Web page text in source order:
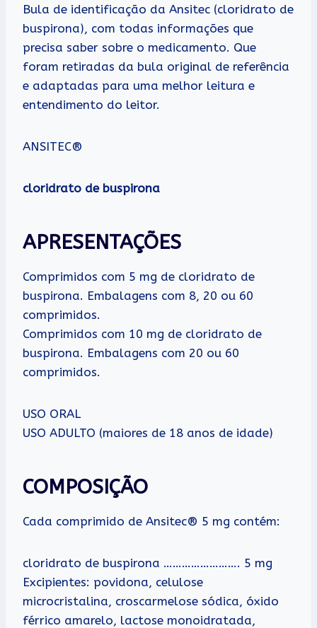
Bula de identificação da Ansitec (cloridrato de
buspirona), com todas informações que
precisa saber sobre o medicamento. Que
foram retiradas da bula original de referência
e adaptadas para uma melhor leitura e
entendimento do leitor.
ANSITEC®
cloridrato de buspirona
APRESENTAÇÕES
Comprimidos com 5 mg de cloridrato de
buspirona. Embalagens com 8, 20 ou 60
comprimidos.
Comprimidos com 10 mg de cloridrato de
buspirona. Embalagens com 20 ou 60
comprimidos.
USO ORAL
USO ADULTO (maiores de 18 anos de idade)
COMPOSIÇÃO
Cada comprimido de Ansitec® 5 mg contém:
cloridrato de buspirona ……………………. 5 mg
Excipientes: povidona, celulose
microcristalina, croscarmelose sódica, óxido
férrico amarelo, lactose monoidratada,